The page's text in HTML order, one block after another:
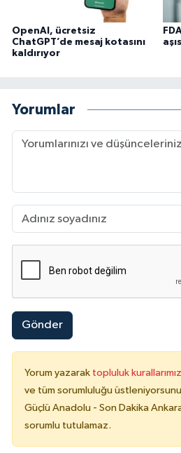
OpenAI, ücretsiz
ChatGPT’de mesaj kotasını
kaldırıyor
Yorumlar
Gönder
Yorum yazarak topluluk
ve tüm sorumluluğu
Güçlü Anadolu - Son Dakika
sorumlu tutulamaz.